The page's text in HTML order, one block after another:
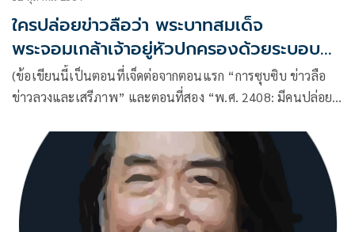
ใครปล่อยข่าวลือว่า พระบาทสมเด็จ
พระจอมเกล้าเจ้าอยู่หัวปกครองด้วยระบอบ
สมบูรณาญาสิทธิราชย์ ?
(ข้อเขียนนี้เป็นตอนที่เจ็ดต่อจากตอนแรก “การซุบซิบ ข่าวลือ
ข่าวลวงและเสรีภาพ” และตอนที่สอง “พ.ศ. 2408: มีคนปล่อย